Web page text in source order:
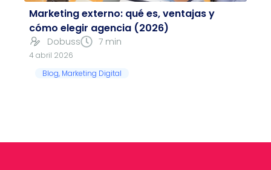
Marketing externo: qué es, ventajas y
cómo elegir agencia (2026)
Dobuss 7 min
4 abril 2026
Blog, Marketing Digital